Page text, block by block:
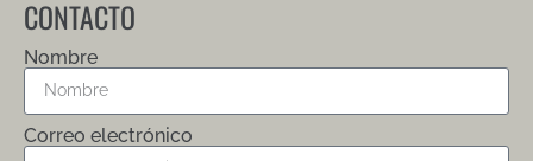
CONTACTO
Nombre
Correo electrónico